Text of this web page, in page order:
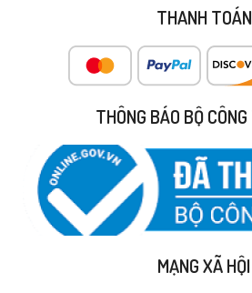
THANH TOÁN
THÔNG BÁO BỘ
MẠNG XÃ HỘI